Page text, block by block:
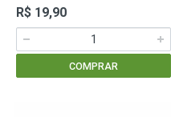
R$ 19,90
COMPRAR